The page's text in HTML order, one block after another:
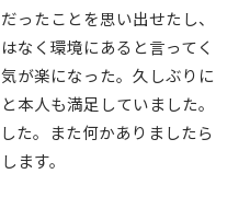
ったことを思い出せたし、
なく環境にあると言ってく
が楽になった。久しぶりに
本人も満足していました。
た。また何かありましたら
ます。